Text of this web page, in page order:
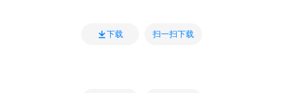
下载 扫一扫下载